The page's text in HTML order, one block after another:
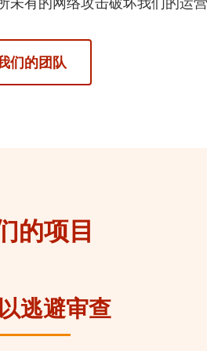
们的团队
的项目
逃避审查